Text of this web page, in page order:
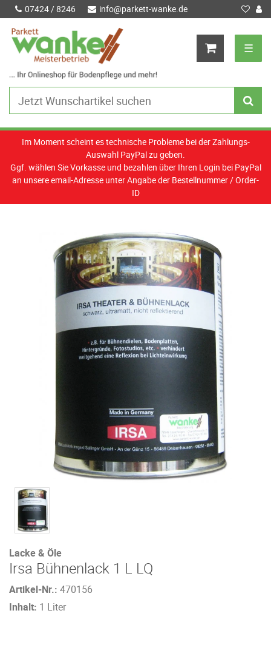
07424 / 8246 info@parkett-wanke.de
☰
Im Moment scheint es technische Probleme bei der Zahlungs-
Auswahl PayPal zu geben.
Ggf. wählen Sie Vorkasse und bezahlen über Ihren Login bei PayPal
an unsere email-Adresse unter Angabe der Bestellnummer / Order-
ID
Lacke & Öle
Irsa Bühnenlack 1 L LQ
Artikel-Nr.: 470156
Inhalt: 1 Liter